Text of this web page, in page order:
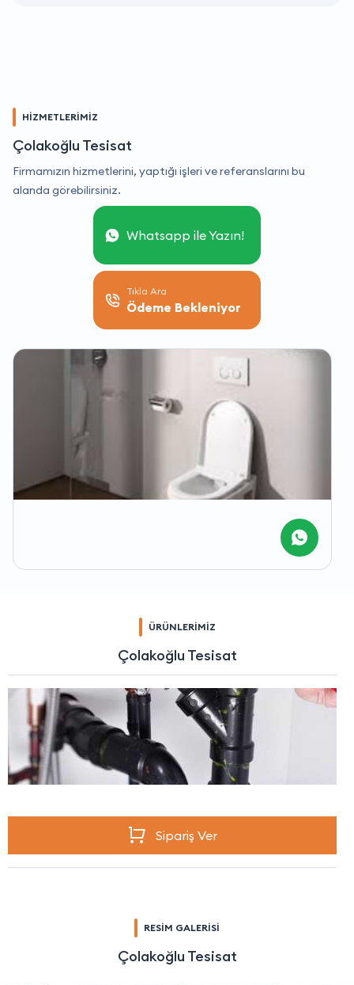
HİZMETLERİMİZ
Çolakoğlu Tesisat
Firmamızın hizmetlerini, yaptığı işleri ve referanslarını bu
alanda görebilirsiniz.
Whatsapp ile Yazın!
Tıkla Ara
Ödeme Bekleniyor
ÜRÜNLERİMİZ
Çolakoğlu Tesisat
Sipariş Ver
RESİM GALERİSİ
Çolakoğlu Tesisat